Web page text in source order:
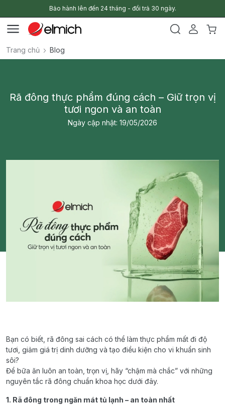
Bảo hành lên đến 24 tháng - đổi trả 30 ngày.
Trang chủ Blog
Rã đông thực phẩm đúng cách – Giữ trọn vị
tươi ngon và an toàn
Ngày cập nhật: 19/05/2026
Bạn có biết, rã đông sai cách có thể làm thực phẩm mất đi độ
tươi, giảm giá trị dinh dưỡng và tạo điều kiện cho vi khuẩn sinh
sôi?
Để bữa ăn luôn an toàn, trọn vị, hãy “chậm mà chắc” với những
nguyên tắc rã đông chuẩn khoa học dưới đây.
1. Rã đông trong ngăn mát tủ lạnh – an toàn nhất